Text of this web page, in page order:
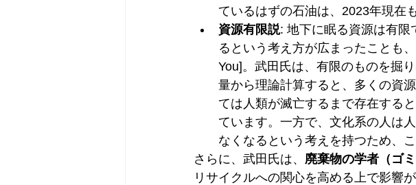
ているはずの石油は、2023年現在
資源有限説: 地下に眠る資源は有限
るという考え方が広まったことも
You]。武田氏は、有限のものを掘
量から理論計算すると、多くの資
ては人類が滅亡するまで存在する
ています。一方で、文化系の人は
なくなるという考えを持つため、
さらに、武田氏は、 廃棄物の学者（ゴ
リサイクルへの関心を高める上で影響